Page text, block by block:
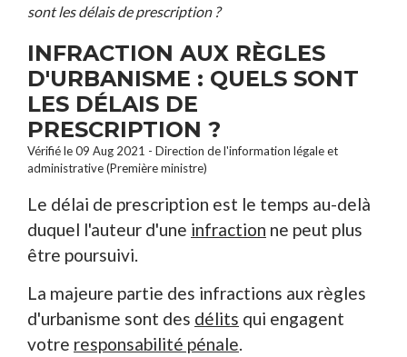
sont les délais de prescription ?
INFRACTION AUX RÈGLES
D'URBANISME : QUELS SONT
LES DÉLAIS DE
PRESCRIPTION ?
Vérifié le 09 Aug 2021 - Direction de l'information légale et
administrative (Première ministre)
Le délai de prescription est le temps au-delà
duquel l'auteur d'une infraction ne peut plus
être poursuivi.
La majeure partie des infractions aux règles
d'urbanisme sont des délits qui engagent
votre responsabilité pénale.